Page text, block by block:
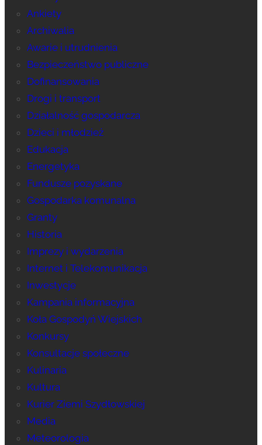
Ankiety
Archiwalia
Awarie i utrudnienia
Bezpieczeństwo publiczne
Dofinansowania
Drogi i transport
Działalność gospodarcza
Dzieci i młodzież
Edukacja
Energetyka
Fundusze pozyskane
Gospodarka komunalna
Granty
Historia
Imprezy i wydarzenia
Internet i Telekomunikacja
Inwestycje
Kampania informacyjna
Koła Gospodyń Wiejskich
Konkursy
Konsultacje społeczne
Kulinaria
Kultura
Kurier Ziemi Szydłowskiej
Media
Meteorologia